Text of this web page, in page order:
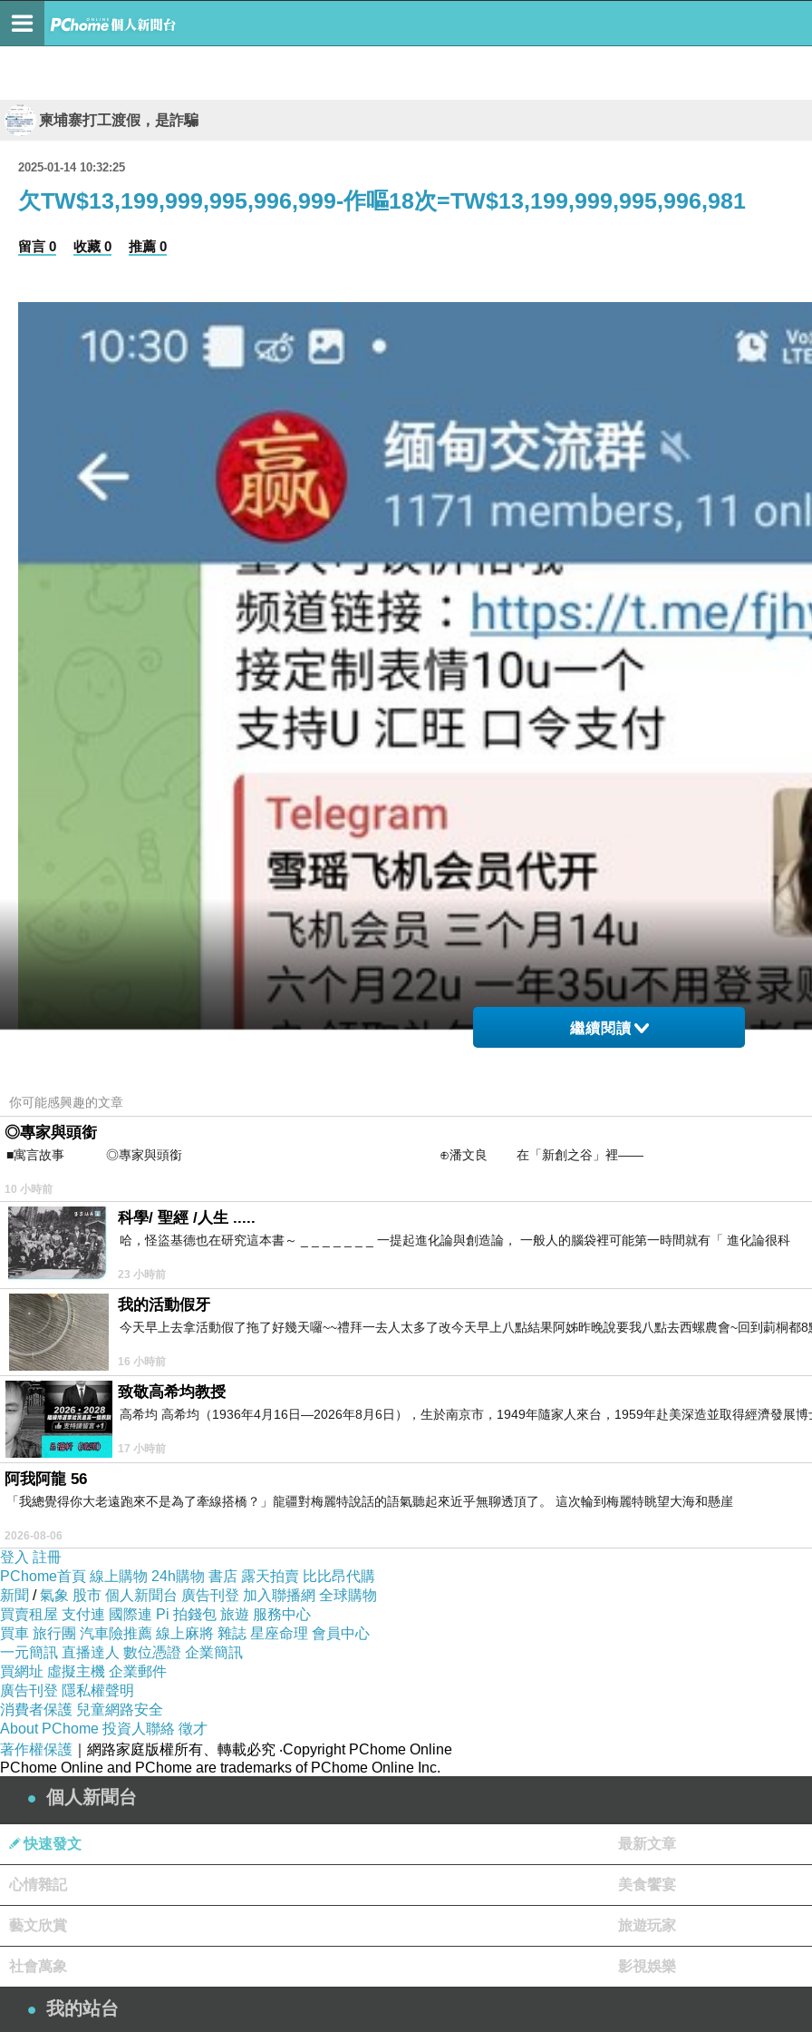
柬埔寨打工渡假，是詐騙
2025-01-14 10:32:25
欠TW$13,199,999,995,996,999-作嘔18次=TW$13,199,999,995,996,981
留言 0 收藏 0 推薦 0
繼續閱讀
你可能感興趣的文章
◎專家與頭銜
■寓言故事 ◎專家與頭銜 ⊕潘文良 在「新創之谷」裡——
10 小時前
科學/ 聖經 /人生 .....
哈，怪盜基德也在研究這本書～ _ _ _ _ _ _ _ 一提起進化論與創造論， 一般人的腦袋裡可能第一時間就有「 進化論很科
23 小時前
我的活動假牙
今天早上去拿活動假了拖了好幾天囉~~禮拜一去人太多了改今天早上八點結果阿姊昨晚說要我八點去西螺農會~回到莿桐都8
16 小時前
致敬高希均教授
高希均 高希均（1936年4月16日—2026年8月6日），生於南京市，1949年隨家人來台，1959年赴美深造並取得經濟發展博
17 小時前
阿我阿龍 56
「我總覺得你大老遠跑來不是為了牽線搭橋？」龍疆對梅麗特說話的語氣聽起來近乎無聊透頂了。 這次輪到梅麗特眺望大海和懸崖
2026-08-06
登入 註冊
PChome首頁 線上購物 24h購物 書店 露天拍賣 比比昂代購
新聞 /氣象 股市 個人新聞台 廣告刊登 加入聯播網 全球購物
買賣租屋 支付連 國際連 Pi 拍錢包 旅遊 服務中心
買車 旅行團 汽車險推薦 線上麻將 雜誌 星座命理 會員中心
一元簡訊 直播達人 數位憑證 企業簡訊
買網址 虛擬主機 企業郵件
廣告刊登 隱私權聲明
消費者保護 兒童網路安全
About PChome 投資人聯絡 徵才
著作權保護 ｜網路家庭版權所有、轉載必究 ‧Copyright PChome Online
PChome Online and PChome are trademarks of PChome Online Inc.
個人新聞台
快速發文 最新文章
心情雜記 美食饗宴
藝文欣賞 旅遊玩家
社會萬象 影視娛樂
我的站台